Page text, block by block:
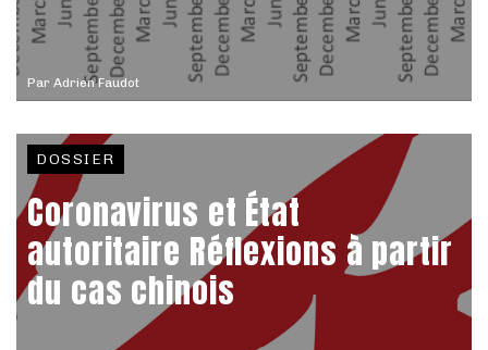
Par Adrien Faudot
DOSSIER
Coronavirus et État
autoritaire Réflexions à partir
du cas chinois